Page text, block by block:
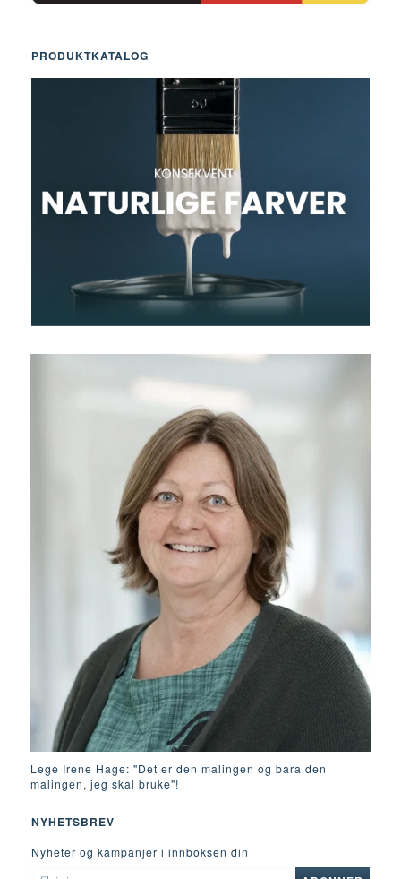
PRODUKTKATALOG
Lege Irene Hage: "Det er den malingen og bara den
malingen, jeg skal bruke"!
NYHETSBREV
Nyheter og kampanjer i innboksen din
SKRIV